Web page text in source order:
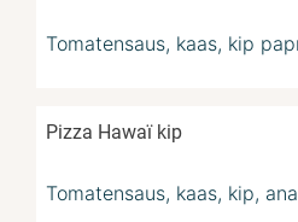
Tomatensaus, kaas, kip
Pizza Hawaï kip
Tomatensaus, kaas, kip,